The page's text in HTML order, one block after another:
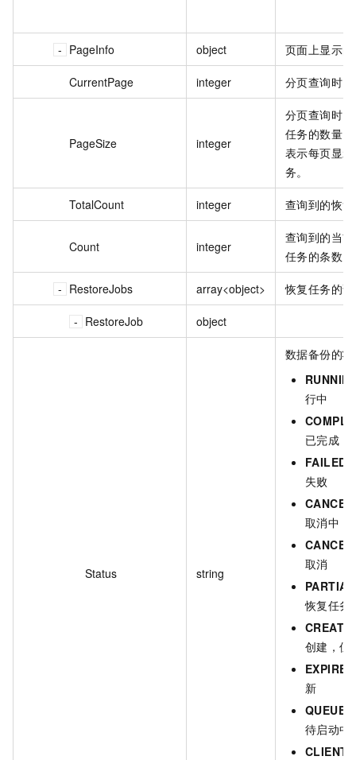
PageInfo object 页面上显示
CurrentPage integer 分页查询时
PageSize integer
分页查询时
任务的数量
表示每页显
务。
TotalCount integer 查询到的恢
Count integer
查询到的当
任务的条数。
RestoreJobs array<object> 恢复任务的
RestoreJob object
Status string
数据备份的
行中
已完成
FAILED
失败
取消中
取消
恢复任务
创建，但
EXPIRED
新
QUEUED
待启动中